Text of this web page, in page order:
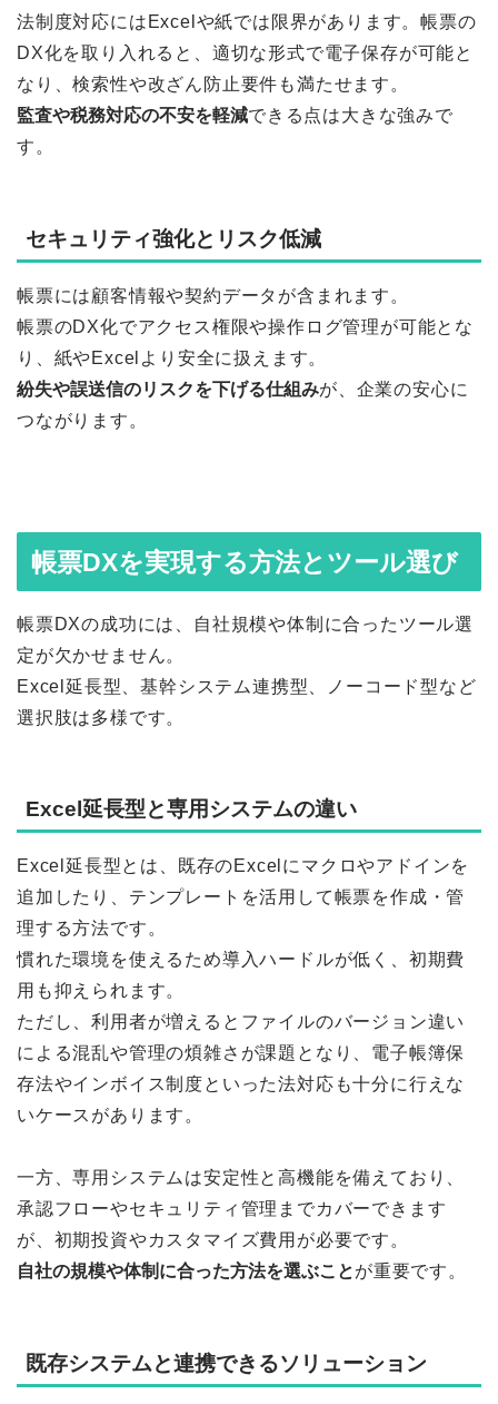
法制度対応にはExcelや紙では限界があります。帳票の
DX化を取り入れると、適切な形式で電子保存が可能と
なり、検索性や改ざん防止要件も満たせます。
監査や税務対応の不安を軽減できる点は大きな強みで
す。
セキュリティ強化とリスク低減
帳票には顧客情報や契約データが含まれます。
帳票のDX化でアクセス権限や操作ログ管理が可能とな
り、紙やExcelより安全に扱えます。
紛失や誤送信のリスクを下げる仕組みが、企業の安心に
つながります。
帳票DXを実現する方法とツール選び
帳票DXの成功には、自社規模や体制に合ったツール選
定が欠かせません。
Excel延長型、基幹システム連携型、ノーコード型など
選択肢は多様です。
Excel延長型と専用システムの違い
Excel延長型とは、既存のExcelにマクロやアドインを
追加したり、テンプレートを活用して帳票を作成・管
理する方法です。
慣れた環境を使えるため導入ハードルが低く、初期費
用も抑えられます。
ただし、利用者が増えるとファイルのバージョン違い
による混乱や管理の煩雑さが課題となり、電子帳簿保
存法やインボイス制度といった法対応も十分に行えな
いケースがあります。
一方、専用システムは安定性と高機能を備えており、
承認フローやセキュリティ管理までカバーできます
が、初期投資やカスタマイズ費用が必要です。
自社の規模や体制に合った方法を選ぶことが重要です。
既存システムと連携できるソリューション